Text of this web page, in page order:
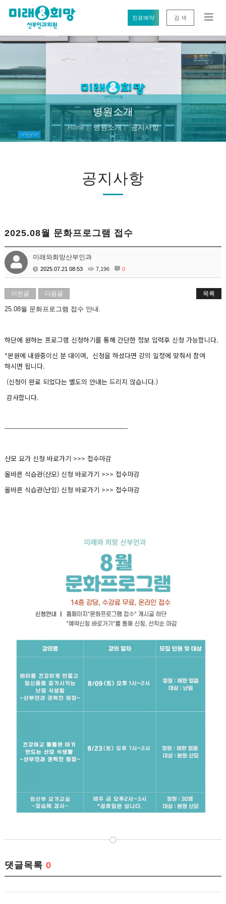
진료예약 검 색
병원소개
Home 병원소개 공지사항
공지사항
2025.08월 문화프로그램 접수
미래와희망산부인과
2025.07.21 08:53 7,196 0
이전글 다음글 목록
25.08월 문화프로그램 접수 안내.
하단에 원하는 프로그램 신청하기를 통해 간단한 정보 입력후 신청 가능합니다.
*본원에 내원중이신 분 대이며, 신청을 하셨다면 강의 일정에 맞춰서 참여
하시면 됩니다.
(신청이 완료 되었다는 별도의 안내는 드리지 않습니다.)
감사합니다.
-------------------------------------------------------------
산모 요가 신청 바로가기 >>> 접수마감
올바른 식습관(산모) 신청 바로가기 >>> 접수마감
올바른 식습관(난임) 신청 바로가기 >>> 접수마감
댓글목록0